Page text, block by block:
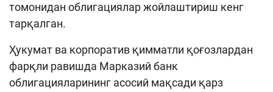
томонидан облигациялар жойлаштириш кенг
тарқалган.
Ҳукумат ва корпоратив қимматли қоғозлардан
фарқли равишда Марказий банк
облигацияларининг асосий мақсади қарз